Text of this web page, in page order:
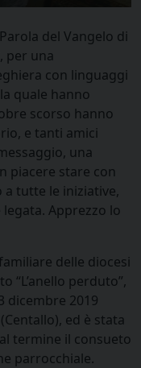
del Vangelo di
per una
con linguaggi
quale hanno
scorso hanno
e tanti amici
una
piacere stare con
a tutte le iniziative,
Apprezzo lo
delle diocesi
“L’anello perduto”,
dicembre 2019
ed è stata
termine il consueto
parrocchiale.